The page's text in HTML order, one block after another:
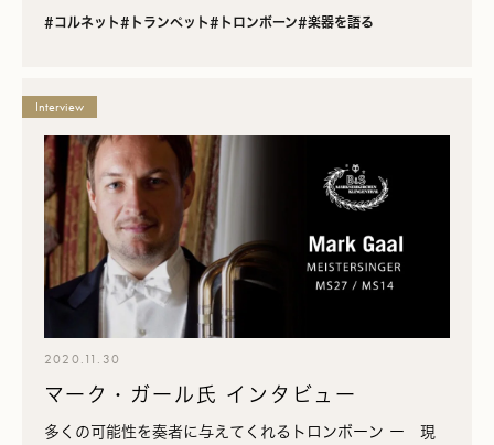
でも…
#コルネット#トランペット#トロンボーン#楽器を語る
Interview
2020.11.30
マーク・ガール氏 インタビュー
多くの可能性を奏者に与えてくれるトロンボーン ー 現